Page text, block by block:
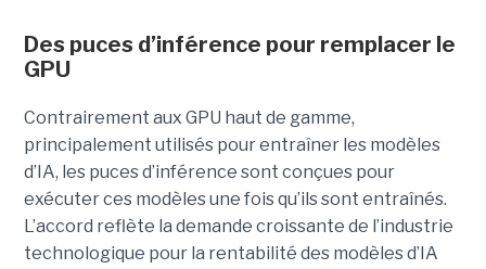
Des puces d’inférence pour remplacer le
GPU
Contrairement aux GPU haut de gamme,
principalement utilisés pour entraîner les modèles
d’IA, les puces d’inférence sont conçues pour
exécuter ces modèles une fois qu’ils sont entraînés.
L’accord reflète la demande croissante de l’industrie
technologique pour la rentabilité des modèles d’IA